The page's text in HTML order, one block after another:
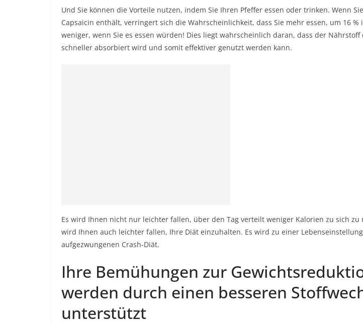
Und Sie können die Vorteile nutzen, indem Sie Ihren Pfeffer essen oder trinken. Wenn
Capsaicin enthält, verringert sich die Wahrscheinlichkeit, dass Sie mehr essen, um 16 %
weniger, wenn Sie es essen würden! Dies liegt wahrscheinlich daran, dass der
schneller absorbiert wird und somit effektiver genutzt werden kann.
Es wird Ihnen nicht nur leichter fallen, über den Tag verteilt weniger Kalorien zu sich zu
wird Ihnen auch leichter fallen, Ihre Diät einzuhalten. Es wird zu einer
aufgezwungenen Crash-Diät.
Ihre Bemühungen zur
werden durch einen besseren
unterstützt